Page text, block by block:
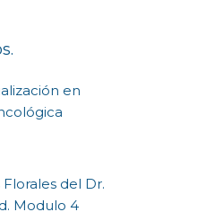
en
del Dr.
Modulo 4